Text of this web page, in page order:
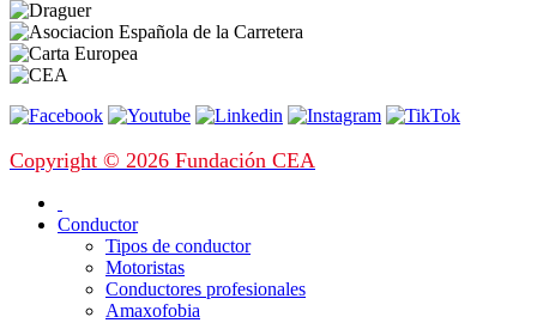
Copyright © 2026 Fundación CEA
Conductor
Tipos de conductor
Motoristas
Conductores profesionales
Amaxofobia